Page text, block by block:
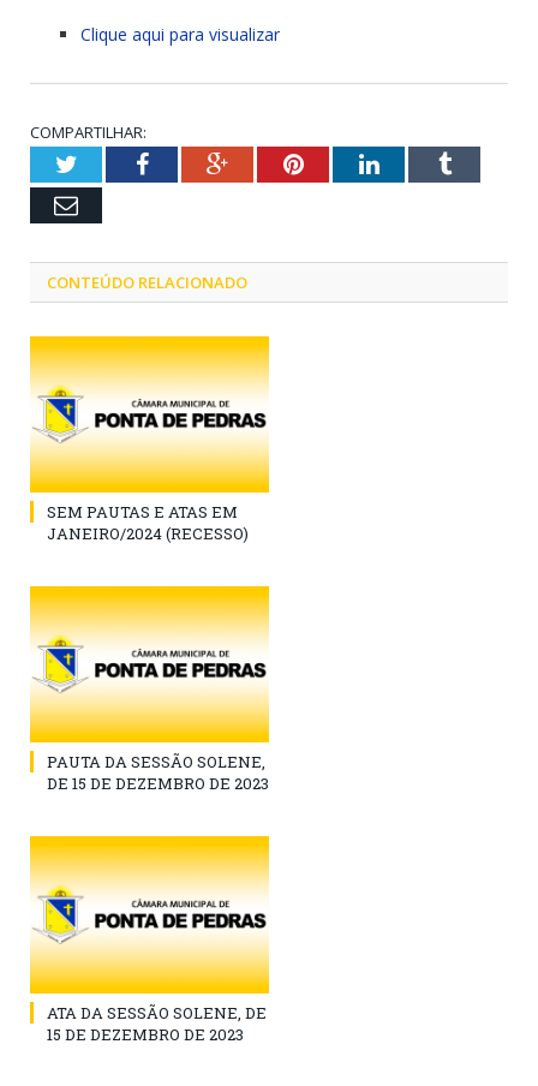
Clique aqui para visualizar
COMPARTILHAR:
TwitterFacebookGoogle+PinterestLinkedInTumblr
Email
CONTEÚDO RELACIONADO
SEM PAUTAS E ATAS EM
JANEIRO/2024 (RECESSO)
PAUTA DA SESSÃO SOLENE,
DE 15 DE DEZEMBRO DE 2023
ATA DA SESSÃO SOLENE, DE
15 DE DEZEMBRO DE 2023